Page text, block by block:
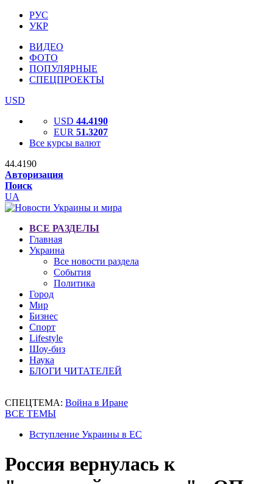
РУС
УКР
ВИДЕО
ФОТО
ПОПУЛЯРНЫЕ
СПЕЦПРОЕКТЫ
USD
USD 44.4190
EUR 51.3207
Все курсы валют
44.4190
Авторизация
Поиск
UA
ВСЕ РАЗДЕЛЫ
Главная
Украина
Все новости раздела
События
Политика
Город
Мир
Бизнес
Спорт
Lifestyle
Шоу-биз
Наука
БЛОГИ ЧИТАТЕЛЕЙ
СПЕЦТЕМА: Война в Иране
ВСЕ ТЕМЫ
Вступление Украины в ЕС
Россия вернулась к